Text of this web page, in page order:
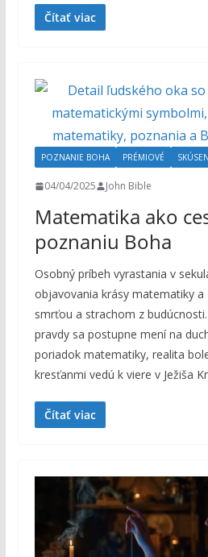
Čítať viac
POZNANIE BOHA PRÉMIOVÉ
04/04/2025 John Bible
Matematika ako
poznaniu Boha
Osobný príbeh vyrastania v
objavovania krásy matematiky a
smrťou a strachom z
pravdy sa postupne mení na
poriadok matematiky, realita
kresťanmi vedú k viere v Ježiša
Čítať viac